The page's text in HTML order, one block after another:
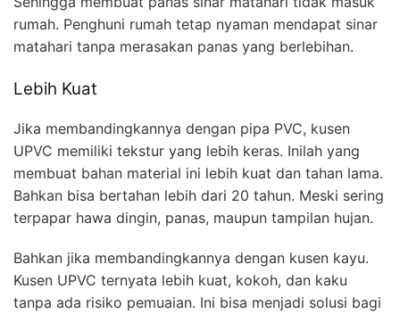
rumah. Penghuni rumah tetap nyaman mendapat sinar
matahari tanpa merasakan panas yang berlebihan.
Lebih Kuat
Jika membandingkannya dengan pipa PVC, kusen
UPVC memiliki tekstur yang lebih keras. Inilah yang
membuat bahan material ini lebih kuat dan tahan lama.
Bahkan bisa bertahan lebih dari 20 tahun. Meski sering
terpapar hawa dingin, panas, maupun tampilan hujan.
Bahkan jika membandingkannya dengan kusen kayu.
Kusen UPVC ternyata lebih kuat, kokoh, dan kaku
tanpa ada risiko pemuaian. Ini bisa menjadi solusi bagi